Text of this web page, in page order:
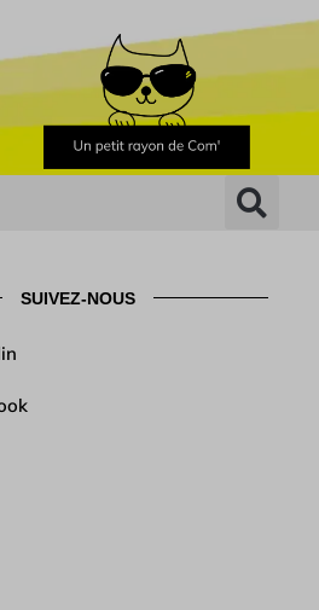
SUIVEZ-NOUS